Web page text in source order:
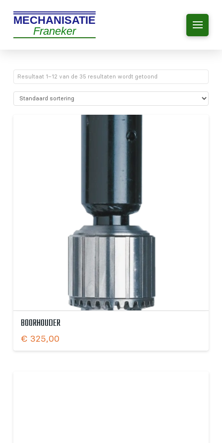
MECHANISATIE
Franeker
Resultaat 1–12 van de 35 resultaten wordt getoond
BOORHOUDER
€ 325,00